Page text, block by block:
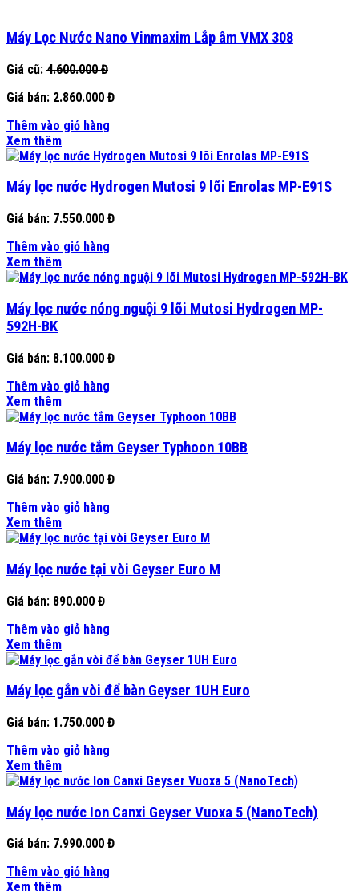
Máy Lọc Nước Nano Vinmaxim Lắp âm VMX 308
Giá cũ: 4.600.000 Đ
Giá bán: 2.860.000 Đ
Thêm vào giỏ hàng
Xem thêm
Máy lọc nước Hydrogen Mutosi 9 lõi Enrolas MP-E91S
Giá bán: 7.550.000 Đ
Thêm vào giỏ hàng
Xem thêm
Máy lọc nước nóng nguội 9 lõi Mutosi Hydrogen MP-
592H-BK
Giá bán: 8.100.000 Đ
Thêm vào giỏ hàng
Xem thêm
Máy lọc nước tắm Geyser Typhoon 10BB
Giá bán: 7.900.000 Đ
Thêm vào giỏ hàng
Xem thêm
Máy lọc nước tại vòi Geyser Euro M
Giá bán: 890.000 Đ
Thêm vào giỏ hàng
Xem thêm
Máy lọc gắn vòi để bàn Geyser 1UH Euro
Giá bán: 1.750.000 Đ
Thêm vào giỏ hàng
Xem thêm
Máy lọc nước Ion Canxi Geyser Vuoxa 5 (NanoTech)
Giá bán: 7.990.000 Đ
Thêm vào giỏ hàng
Xem thêm